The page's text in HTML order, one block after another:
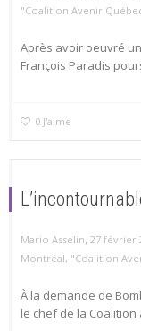
"Coalition Avenir
Après avoir oeuvré
François Paradis
0 J'aime
Mario Asselin, 27 février
Montréal, "Coalition
À la demande de
le chef de la Coalition